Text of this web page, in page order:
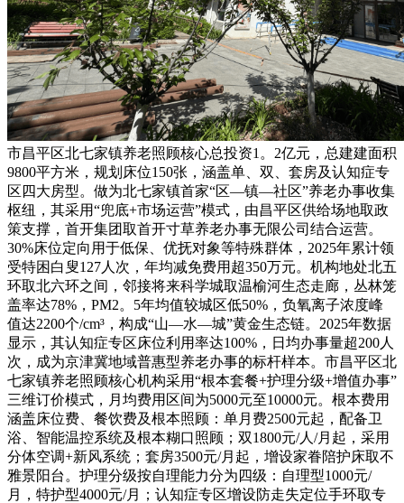
市昌平区北七家镇养老照顾核心总投资1。2亿元，总建建面积
9800平方米，规划床位150张，涵盖单、双、套房及认知症专
区四大房型。做为北七家镇首家“区—镇—社区”养老办事收集
枢纽，其采用“兜底+市场运营”模式，由昌平区供给场地取政
策支撑，首开集团取首开寸草养老办事无限公司结合运营。
30%床位定向用于低保、优抚对象等特殊群体，2025年累计领
受特困白叟127人次，年均减免费用超350万元。机构地处北五
环取北六环之间，邻接将来科学城取温榆河生态走廊，丛林笼
盖率达78%，PM2。5年均值较城区低50%，负氧离子浓度峰
值达2200个/cm³，构成“山—水—城”黄金生态链。2025年数据
显示，其认知症专区床位利用率达100%，日均办事量超200人
次，成为京津冀地域普惠型养老办事的标杆样本。市昌平区北
七家镇养老照顾核心机构采用“根本套餐+护理分级+增值办事”
三维订价模式，月均费用区间为5000元至10000元。根本费用
涵盖床位费、餐饮费及根本照顾：单月费2500元起，配备卫
浴、智能温控系统及根本糊口照顾；双1800元/人/月起，采用
分体空调+新风系统；套房3500元/月起，增设家眷陪护床取不
雅景阳台。护理分级按自理能力分为四级：自理型1000元/
月，特护型4000元/月；认知症专区增设防走失定位手环取专